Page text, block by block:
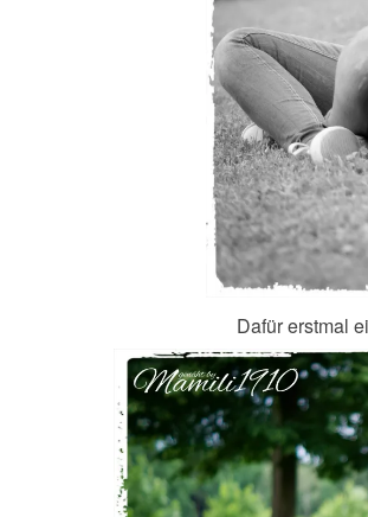
Dafür erstmal